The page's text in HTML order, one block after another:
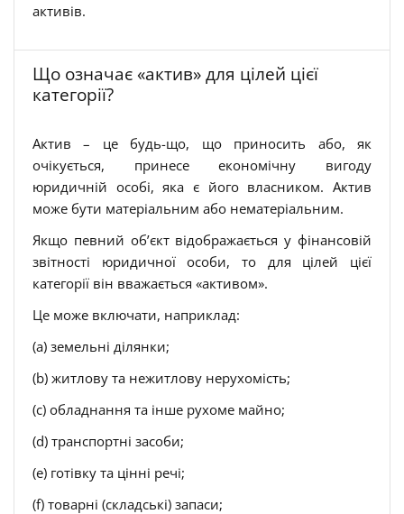
активів.
Що означає «актив» для цілей цієї
категорії?
Актив – це будь-що, що приносить або, як
очікується, принесе економічну вигоду
юридичній особі, яка є його власником. Актив
може бути матеріальним або нематеріальним.
Якщо певний об’єкт відображається у фінансовій
звітності юридичної особи, то для цілей цієї
категорії він вважається «активом».
Це може включати, наприклад:
(a) земельні ділянки;
(b) житлову та нежитлову нерухомість;
(c) обладнання та інше рухоме майно;
(d) транспортні засоби;
(e) готівку та цінні речі;
(f) товарні (складські) запаси;